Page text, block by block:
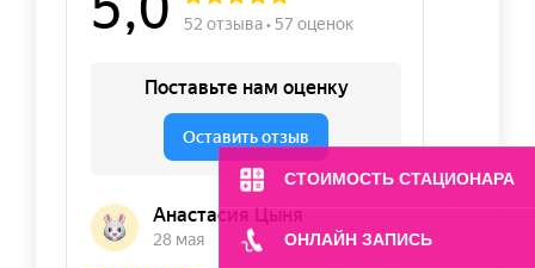
СТОИМОСТЬ СТАЦИОНАРА
ОНЛАЙН ЗАПИСЬ